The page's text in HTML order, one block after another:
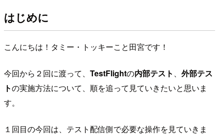
はじめに
こんにちは！タミー・トッキーこと田宮です！
今回から２回に渡って、 TestFlightの内部テスト 、 外部テス
トの実施方法について、順を追って見ていきたいと思いま
す。
１回目の今回は、テスト配信側で必要な操作を見ていきま